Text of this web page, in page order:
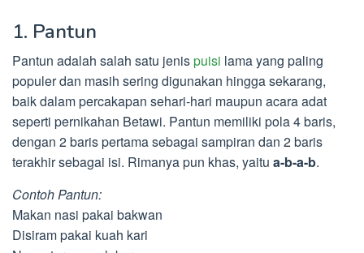
1. Pantun
Pantun adalah salah satu jenispuisi lama yang paling
populer dan masih sering digunakan hingga sekarang,
baik dalam percakapan sehari-hari maupun acara adat
seperti pernikahan Betawi. Pantun memiliki pola 4 baris,
dengan 2 baris pertama sebagai sampiran dan 2 baris
terakhir sebagai isi. Rimanya pun khas, yaitu a-b-a-b.
Contoh Pantun:
Makan nasi pakai bakwan
Disiram pakai kuah kari